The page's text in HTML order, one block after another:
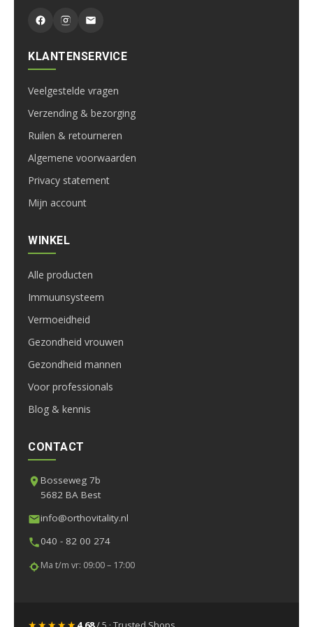
KLANTENSERVICE
Veelgestelde vragen
Verzending & bezorging
Ruilen & retourneren
Algemene voorwaarden
Privacy statement
Mijn account
WINKEL
Alle producten
Immuunsysteem
Vermoeidheid
Gezondheid vrouwen
Gezondheid mannen
Voor professionals
Blog & kennis
CONTACT
Bosseweg 7b
5682 BA Best
info@orthovitality.nl
040 - 82 00 274
Ma t/m vr: 09:00 – 17:00